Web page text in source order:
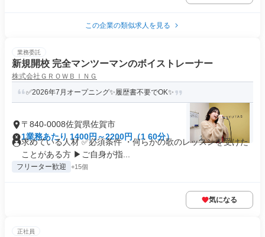
この企業の類似求人を見る
業務委託
新規開校 完全マンツーマンのボイストレーナー
株式会社ＧＲＯＷＢＩＮＧ
✅2026年7月オープニング✨履歴書不要でOK✨
〒840-0008佐賀県佐賀市
1業務あたり 1400円～2200円（1 60分）
求めている人材 ✅必須条件 ・何らかの歌のレッスンを受けた
ことがある方 ▶︎ご自身が指...
フリーター歓迎 +15個
気になる
正社員